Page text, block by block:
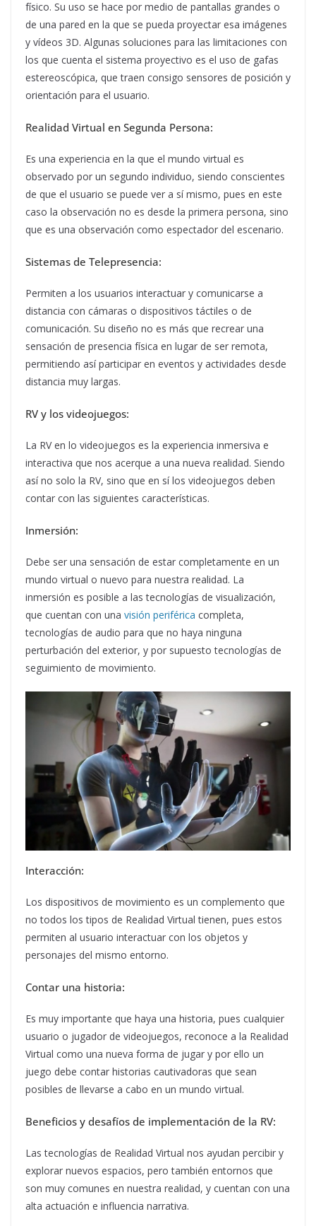
físico. Su uso se hace por medio de pantallas grandes o
de una pared en la que se pueda proyectar esa imágenes
y vídeos 3D. Algunas soluciones para las limitaciones con
los que cuenta el sistema proyectivo es el uso de gafas
estereoscópica, que traen consigo sensores de posición y
orientación para el usuario.
Realidad Virtual en Segunda Persona:
Es una experiencia en la que el mundo virtual es
observado por un segundo individuo, siendo conscientes
de que el usuario se puede ver a sí mismo, pues en este
caso la observación no es desde la primera persona, sino
que es una observación como espectador del escenario.
Sistemas de Telepresencia:
Permiten a los usuarios interactuar y comunicarse a
distancia con cámaras o dispositivos táctiles o de
comunicación. Su diseño no es más que recrear una
sensación de presencia física en lugar de ser remota,
permitiendo así participar en eventos y actividades desde
distancia muy largas.
RV y los videojuegos:
La RV en lo videojuegos es la experiencia inmersiva e
interactiva que nos acerque a una nueva realidad. Siendo
así no solo la RV, sino que en sí los videojuegos deben
contar con las siguientes características.
Inmersión:
Debe ser una sensación de estar completamente en un
mundo virtual o nuevo para nuestra realidad. La
inmersión es posible a las tecnologías de visualización,
que cuentan con una visión periférica completa,
tecnologías de audio para que no haya ninguna
perturbación del exterior, y por supuesto tecnologías de
seguimiento de movimiento.
Interacción:
Los dispositivos de movimiento es un complemento que
no todos los tipos de Realidad Virtual tienen, pues estos
permiten al usuario interactuar con los objetos y
personajes del mismo entorno.
Contar una historia:
Es muy importante que haya una historia, pues cualquier
usuario o jugador de videojuegos, reconoce a la Realidad
Virtual como una nueva forma de jugar y por ello un
juego debe contar historias cautivadoras que sean
posibles de llevarse a cabo en un mundo virtual.
Beneficios y desafíos de implementación de la RV:
Las tecnologías de Realidad Virtual nos ayudan percibir y
explorar nuevos espacios, pero también entornos que
son muy comunes en nuestra realidad, y cuentan con una
alta actuación e influencia narrativa.